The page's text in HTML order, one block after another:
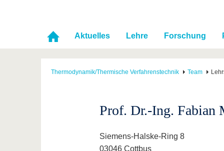
Karriere & Engagement
Partnerschaften &
Strukturwandel
Förderung
Wissenschaftlicher
Nachwuchs
Im
Aktuelles Lehre Forschung
Thermodynamik/Thermische Verfahrenstechnik Team
Prof. Dr.-Ing. Fabian
Siemens-Halske-Ring 8
03046 Cottbus